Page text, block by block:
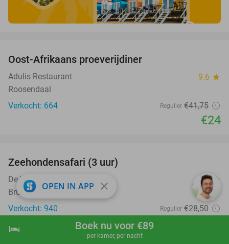
shopping_cart Boek nu
hotel Boek nu voor €89
per kamer, per nacht
Oost-Afrikaans proeverijdiner
Adulis Restaurant 9.6 star
Roosendaal
Verkocht: 664
Regulier €41,75
€24
Zeehondensafari (3 uur)
De Vrolijke Visser 7.8star
Bruinisse
Verkocht: 940
Regulier €28,50
OPEN IN APP close